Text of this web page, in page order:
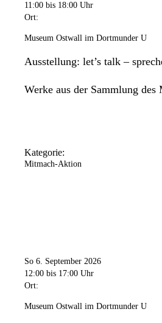
11:00 bis 18:00 Uhr
Ort:
Museum Ostwall im Dortmunder U
Ausstellung: let’s talk –
Werke aus der Sammlung des
Kategorie:
Mitmach-Aktion
So 6. September 2026
12:00 bis 17:00 Uhr
Ort:
Museum Ostwall im Dortmunder U